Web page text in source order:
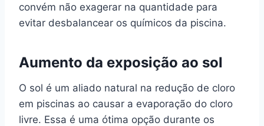
convém não exagerar na quantidade para
evitar desbalancear os químicos da piscina.
Aumento da exposição ao sol
O sol é um aliado natural na redução de cloro
em piscinas ao causar a evaporação do cloro
livre. Essa é uma ótima opção durante os